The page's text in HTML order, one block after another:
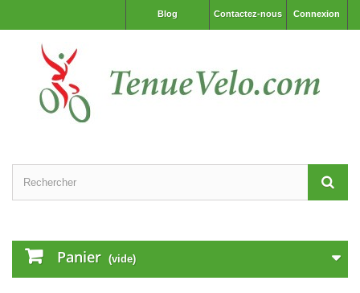
Connexion
Contactez-nous
Blog
Panier (vide)